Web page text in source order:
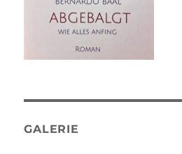
GALERIE